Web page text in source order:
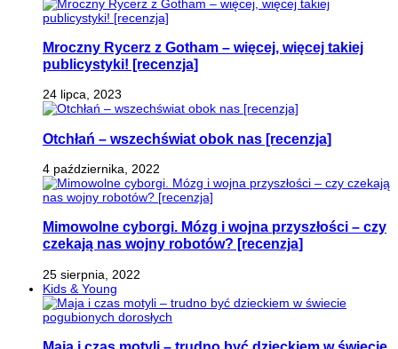
Mroczny Rycerz z Gotham – więcej, więcej takiej
publicystyki! [recenzja]
24 lipca, 2023
Otchłań – wszechświat obok nas [recenzja]
4 października, 2022
Mimowolne cyborgi. Mózg i wojna przyszłości – czy
czekają nas wojny robotów? [recenzja]
25 sierpnia, 2022
Kids & Young